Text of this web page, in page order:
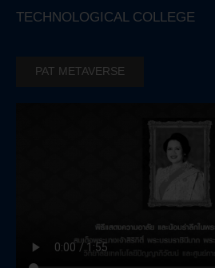
TECHNOLOGICAL COLLEGE
PAT METAVERSE